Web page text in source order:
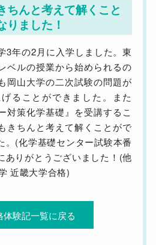
ちんと考えて解くこと
りました！
3年の2月に入学しました。東
ベルの授業から始められるの
岡山大学の二次試験の問題が
ることができました。また
対策化学基礎』を受講するこ
きちんと考えて解くことがで
。(化学基礎センター試験本番
ありがとうございました！(他
近畿大学合格)
体験記一覧に戻る